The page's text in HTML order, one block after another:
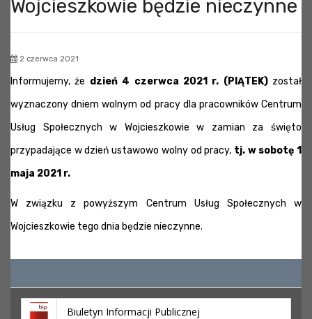
Wojcieszkowie będzie nieczynne
2 czerwca 2021
Informujemy, że dzień 4 czerwca 2021 r. (PIĄTEK)został
wyznaczony dniem wolnym od pracy dla pracowników Centrum
Usług Społecznych w Wojcieszkowie w zamian za święto
przypadające w dzień ustawowo wolny od pracy, tj. w sobotę 1
maja 2021 r.
W związku z powyższym Centrum Usług Społecznych w
Wojcieszkowie tego dnia będzie nieczynne.
Biuletyn Informacji Publicznej